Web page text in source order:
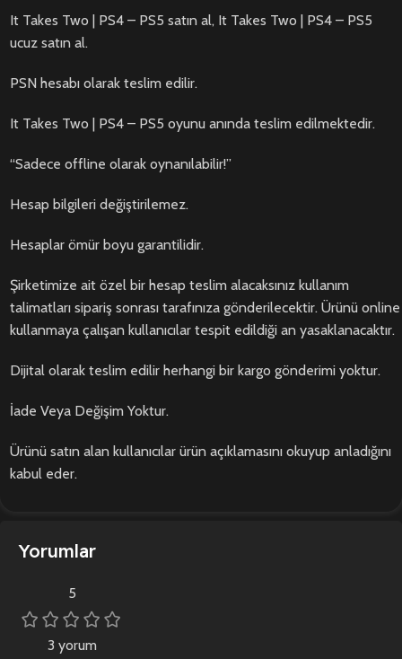
It Takes Two | PS4 – PS5 satın al, It Takes Two | PS4 – PS5
ucuz satın al.
PSN hesabı olarak teslim edilir.
It Takes Two | PS4 – PS5 oyunu anında teslim edilmektedir.
“Sadece offline olarak oynanılabilir!”
Hesap bilgileri değiştirilemez.
Hesaplar ömür boyu garantilidir.
Şirketimize ait özel bir hesap teslim alacaksınız kullanım
talimatları sipariş sonrası tarafınıza gönderilecektir. Ürünü online
kullanmaya çalışan kullanıcılar tespit edildiği an yasaklanacaktır.
Dijital olarak teslim edilir herhangi bir kargo gönderimi yoktur.
İade Veya Değişim Yoktur.
Ürünü satın alan kullanıcılar ürün açıklamasını okuyup anladığını
kabul eder.
Yorumlar
5
3 yorum